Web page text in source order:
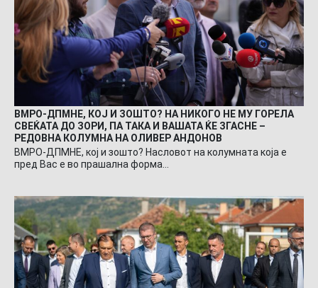
ВМРО-ДПМНЕ, КОЈ И ЗОШТО? НА НИКОГО НЕ МУ ГОРЕЛА
СВЕЌАТА ДО ЗОРИ, ПА ТАКА И ВАШАТА ЌЕ ЗГАСНЕ –
РЕДОВНА КОЛУМНА НА ОЛИВЕР АНДОНОВ
ВМРО-ДПМНЕ, кој и зошто? Насловот на колумната која е
пред Вас е во прашална форма…